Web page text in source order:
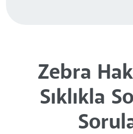
Zebra
Sıklıkla